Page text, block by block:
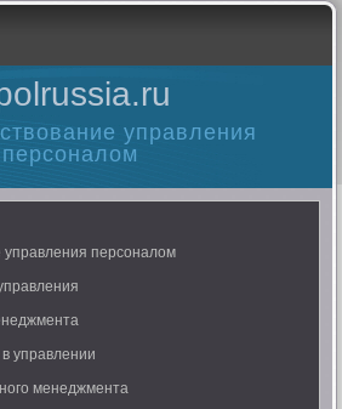
управления
персоналом
персоналом
управлении
менеджмента